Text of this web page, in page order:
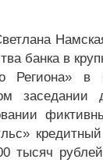
банка в
Региона» в
заседании
тысяч